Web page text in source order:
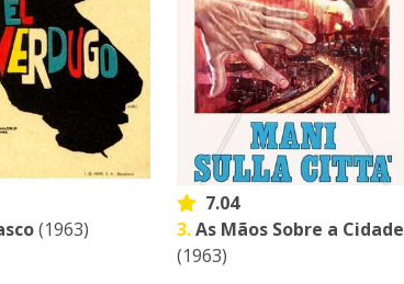
(1963)
7.04
3.As Mãos Sobre a Cidade
(1963)